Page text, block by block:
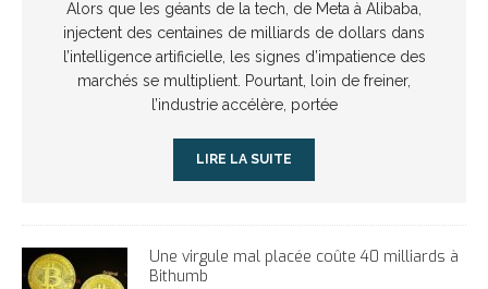
Alors que les géants de la tech, de Meta à Alibaba,
injectent des centaines de milliards de dollars dans
l’intelligence artificielle, les signes d’impatience des
marchés se multiplient. Pourtant, loin de freiner,
l’industrie accélère, portée
LIRE LA SUITE
Une virgule mal placée coûte 40 milliards à
Bithumb